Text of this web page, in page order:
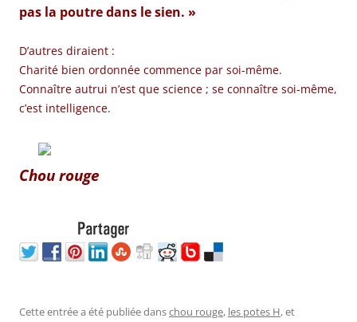
pas la poutre dans le sien. »
D’autres diraient :
Charité bien ordonnée commence par soi-même.
Connaître autrui n’est que science ; se connaître soi-même,
c’est intelligence.
Chou rouge
Cette entrée a été publiée danschou rouge, les potes H, et